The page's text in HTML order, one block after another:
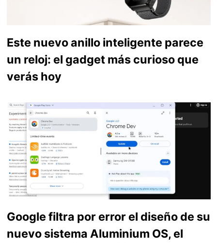
Este nuevo anillo inteligente parece
un reloj: el gadget más curioso que
verás hoy
Google filtra por error el diseño de su
nuevo sistema Aluminium OS, el